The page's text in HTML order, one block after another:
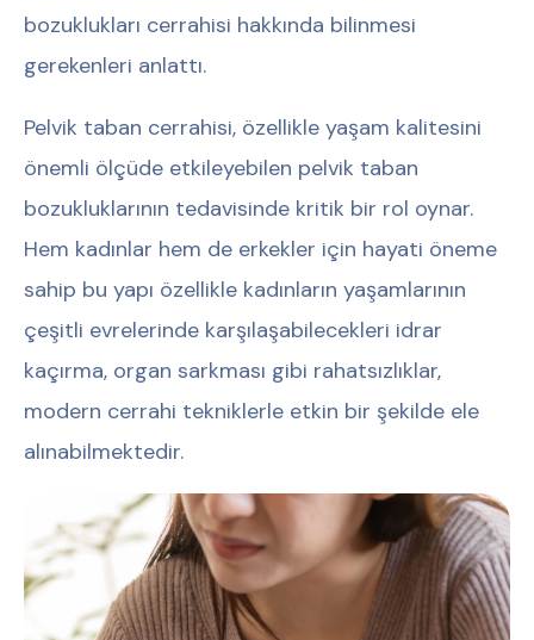
bozuklukları cerrahisi hakkında bilinmesi
gerekenleri anlattı.
Pelvik taban cerrahisi, özellikle yaşam kalitesini
önemli ölçüde etkileyebilen pelvik taban
bozukluklarının tedavisinde kritik bir rol oynar.
Hem kadınlar hem de erkekler için hayati öneme
sahip bu yapı özellikle kadınların yaşamlarının
çeşitli evrelerinde karşılaşabilecekleri idrar
kaçırma, organ sarkması gibi rahatsızlıklar,
modern cerrahi tekniklerle etkin bir şekilde ele
alınabilmektedir.